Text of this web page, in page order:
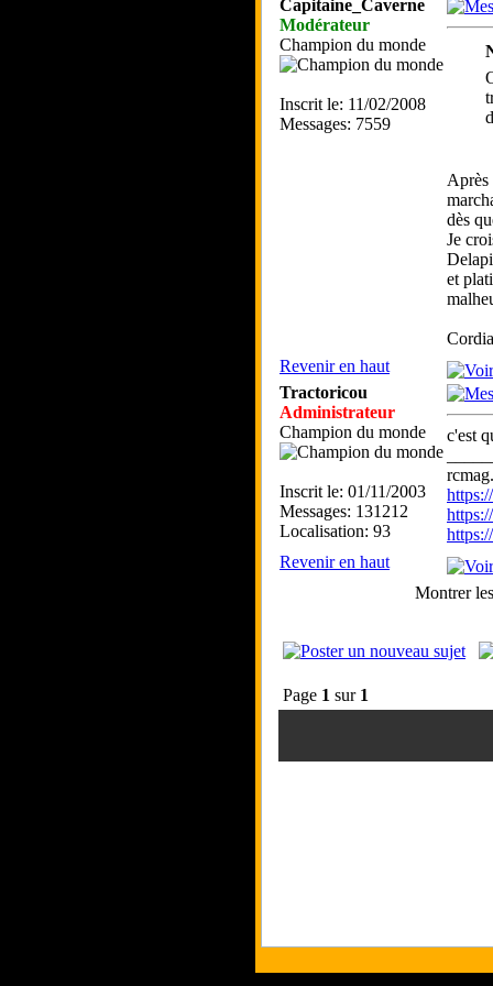
Capitaine_Caverne
Modérateur
Champion du monde
Inscrit le: 11/02/2008
Messages: 7559
Après
dès
Je
et
Revenir en haut
Tractoricou
Administrateur
Champion du monde
Inscrit le: 01/11/2003
Messages: 131212
Localisation: 93
c'est
Revenir en haut
Montrer
Page 1 sur 1